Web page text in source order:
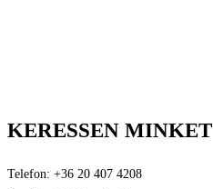
KERESSEN MINKET
Telefon: +36 20 407 4208